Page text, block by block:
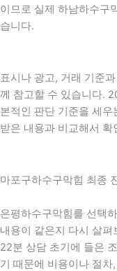
이므로 실제 하남하수구
습니다.
표시나 광고, 거래 기준
께 참고할 수 있습니다.
본적인 판단 기준을 세
받은 내용과 비교해서
마포구하수구막힘 최종
은평하수구막힘를 선택
내용이 같은지 다시 살
22분 상담 초기에 들은
기 때문에 비용이나 절